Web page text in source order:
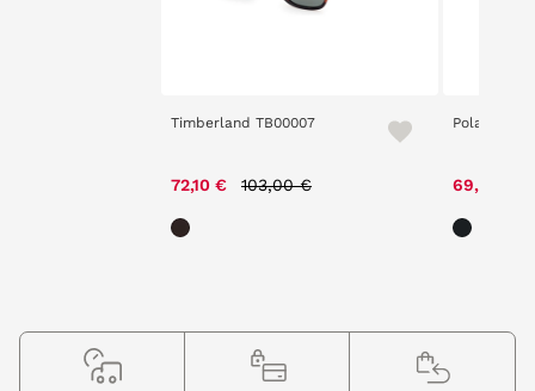
Timberland TB00007
72,10 € 103,00 €
Polaroid
69,30 €